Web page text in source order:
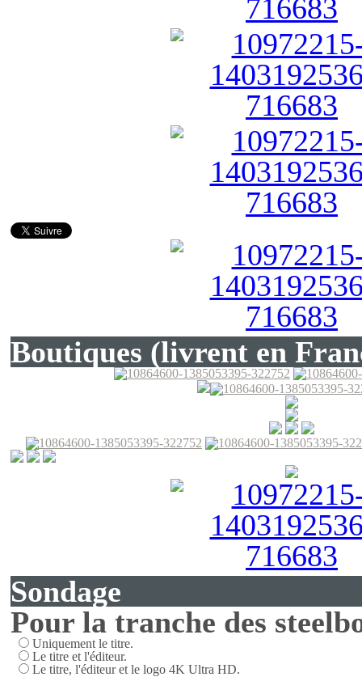
Boutiques (livrent en
Sondage
Pour la tranche des
Uniquement le titre.
Le titre et l'éditeur.
Le titre, l'éditeur et le logo 4K Ultra HD.